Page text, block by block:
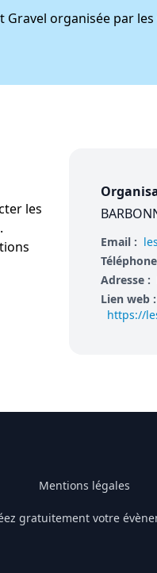
organisée par
les
Email :
Adresse :
Lien web :
https://
Mentions légales
gratuitement votre